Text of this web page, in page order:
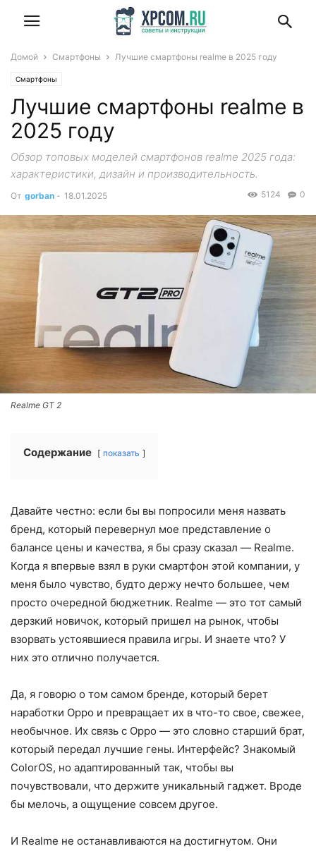
Домой Смартфоны Лучшие смартфоны realme в 2025 году
Смартфоны
Лучшие смартфоны realme в
2025 году
Обзор топовых моделей смартфонов realme 2025 года:
характеристики, дизайн и производительность.
От gorban - 18.01.2025 0
5124
Realme GT 2
Содержание показать
Давайте честно: если бы вы попросили меня назвать
бренд, который перевернул мое представление о
балансе цены и качества, я бы сразу сказал — Realme.
Когда я впервые взял в руки смартфон этой компании, у
меня было чувство, будто держу нечто большее, чем
просто очередной бюджетник. Realme — это тот самый
дерзкий новичок, который пришел на рынок, чтобы
взорвать устоявшиеся правила игры. И знаете что? У
них это отлично получается.
Да, я говорю о том самом бренде, который берет
наработки Oppo и превращает их в что-то свое, свежее,
необычное. Их связь с Oppo — это словно старший брат,
который передал лучшие гены. Интерфейс? Знакомый
ColorOS, но адаптированный так, чтобы вы
почувствовали, что держите уникальный гаджет. Вроде
бы мелочь, а ощущение совсем другое.
И Realme не останавливаются на достигнутом. Они